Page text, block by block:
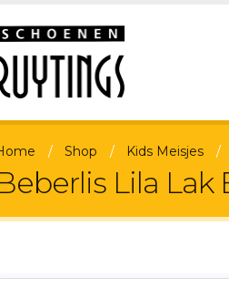
Shop Kids Meisjes
Lila